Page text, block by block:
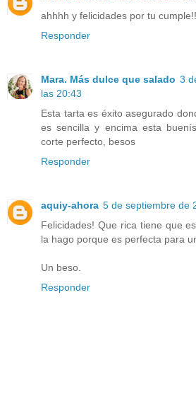
ahhhh y felicidades por tu
Responder
Mara. Más dulce que salado 3
las 20:43
Esta tarta es éxito asegurado
es sencilla y encima esta
corte perfecto, besos
Responder
aquiy-ahora 5 de septiembre de
Felicidades! Que rica tiene que
la hago porque es perfecta para
Un beso.
Responder